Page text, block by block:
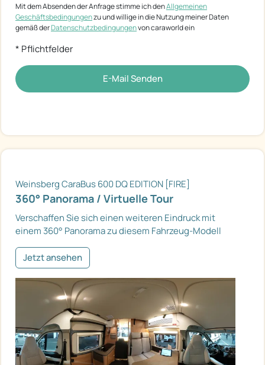
Mit dem Absenden der Anfrage stimme ich denAllgemeinen
Geschäftsbedingungenzu und willige in die Nutzung meiner Daten
gemäß derDatenschutzbedingungenvon caraworld ein
* Pflichtfelder
E-Mail Senden
Weinsberg CaraBus 600 DQ EDITION [FIRE]
360° Panorama / Virtuelle Tour
Verschaffen Sie sich einen weiteren Eindruck mit
einem 360° Panorama zu diesem Fahrzeug-Modell
Jetzt ansehen